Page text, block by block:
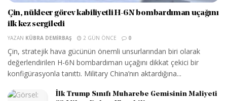
Çin, nükleer görev kabiliyetli H-6N bombardıman uçağını
ilk kez sergiledi
YAZAN KÜBRA DEMIRBAŞ 2 GÜN ÖNCE 0
Çin, stratejik hava gücünün önemli unsurlarından biri olarak
değerlendirilen H-6N bombardıman uçağını dikkat çekici bir
konfigürasyonla tanıttı. Military China’nın aktardığına...
İlk Trump Sınıfı Muharebe Gemisinin Maliyeti